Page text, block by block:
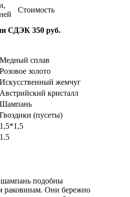
Стоимость
СДЭК 350 руб.
Медный сплав
Розовое золото
Искусственный жемчуг
Австрийский кристалл
Шампань
Гвоздики (пусеты)
1,5*1,5
1.5
шампань подобны
раковинам. Они бережно